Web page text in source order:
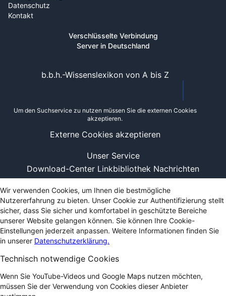
Datenschutz
Kontakt
Verschlüsselte Verbindung
Server in Deutschland
Unser Service
Download-Center Linkbibliothek Nachrichten
b.b.h.-Wissenslexikon von A bis Z
Um den Suchservice zu nutzen müssen Sie die externen Cookies
akzeptieren.
Externe Cookies akzeptieren
Wir verwenden Cookies, um Ihnen die bestmögliche
Nutzererfahrung zu bieten. Unser Cookie zur Authentifizierung stellt
sicher, dass Sie sicher und komfortabel in geschützte Bereiche
unserer Website gelangen können. Sie können Ihre Cookie-
Einstellungen jederzeit anpassen. Weitere Informationen finden Sie
in unserer Datenschutzerklärung.
Technisch notwendige Cookies
Wenn Sie YouTube-Videos und Google Maps nutzen möchten,
müssen Sie der Verwendung von Cookies dieser Anbieter